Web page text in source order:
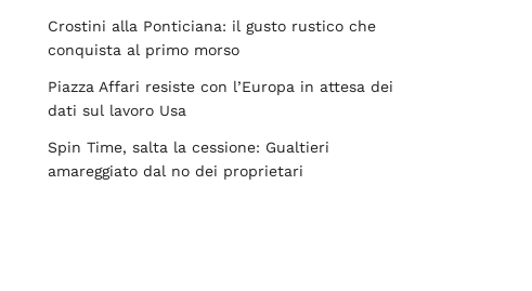
Crostini alla Ponticiana: il gusto rustico che
conquista al primo morso
Piazza Affari resiste con l’Europa in attesa dei
dati sul lavoro Usa
Spin Time, salta la cessione: Gualtieri
amareggiato dal no dei proprietari